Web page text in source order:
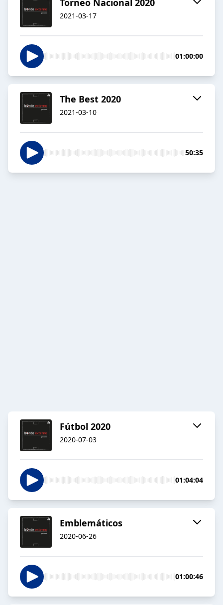
Torneo Nacional 2020
2021-03-17
01:00:00
The Best 2020
2021-03-10
50:35
Fútbol 2020
2020-07-03
01:04:04
Emblemáticos
2020-06-26
01:00:46